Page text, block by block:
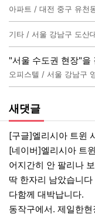
아파트 / 대전 중구 유천
기타 / 서울 강남구 도산
오피스텔 / 서울 강남구
새댓글
[구글]엘리시아 트윈
[네이버]엘리시아 트
어지간히 안 팔리나
딱 한자리 남았습니다
다함께 대박납니다.
동작구에서. 제일한현